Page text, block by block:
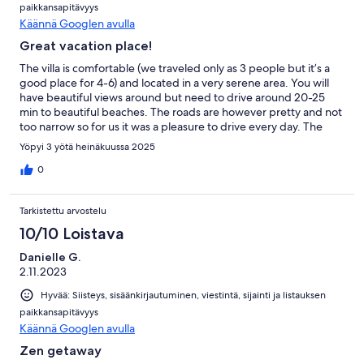
paikkansapitävyys
Käännä Googlen avulla
Great vacation place!
The villa is comfortable (we traveled only as 3 people but it’s a
good place for 4-6) and located in a very serene area. You will
have beautiful views around but need to drive around 20-25
min to beautiful beaches. The roads are however pretty and not
too narrow so for us it was a pleasure to drive every day. The
house was extremely clean and check-in very nice and
easy.Debbie was always very helpful with lots of handy
information. We had a wonderful vacation in Casa Lia and highly
Yöpyi 3 yötä heinäkuussa 2025
0
Tarkistettu arvostelu
10/10 Loistava
Danielle G.
2.11.2023
Hyvää: Siisteys, sisäänkirjautuminen, viestintä, sijainti ja listauksen
paikkansapitävyys
Käännä Googlen avulla
Zen getaway